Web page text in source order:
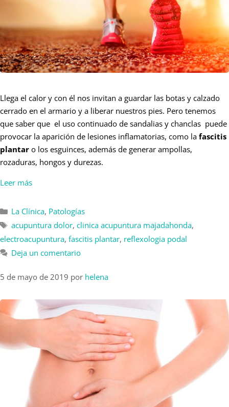
Llega el calor y con él nos invitan a guardar las botas y calzado
cerrado en el armario y a liberar nuestros pies. Pero tenemos
que saber que el uso continuado de sandalias y chanclas puede
provocar la aparición de lesiones inflamatorias, como la fascitis
plantar o los esguinces, además de generar ampollas,
rozaduras, hongos y durezas.
Leer más
La Clínica, Patologías
acupuntura dolor, clinica acupuntura majadahonda,
electroacupuntura, fascitis plantar, reflexologia podal
Deja un comentario
5 de mayo de 2019 por helena